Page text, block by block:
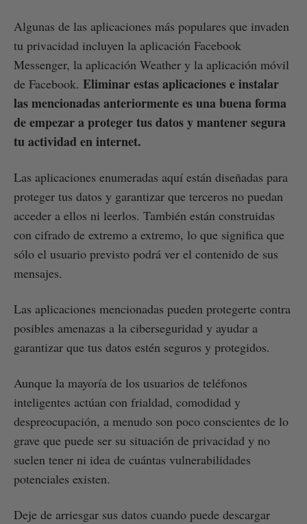
Algunas de las aplicaciones más populares que invaden
tu privacidad incluyen la aplicación Facebook
Messenger, la aplicación Weather y la aplicación móvil
de Facebook. Eliminar estas aplicaciones e instalar
las mencionadas anteriormente es una buena forma
de empezar a proteger tus datos y mantener segura
tu actividad en internet.
Las aplicaciones enumeradas aquí están diseñadas para
proteger tus datos y garantizar que terceros no puedan
acceder a ellos ni leerlos. También están construidas
con cifrado de extremo a extremo, lo que significa que
sólo el usuario previsto podrá ver el contenido de sus
mensajes.
Las aplicaciones mencionadas pueden protegerte contra
posibles amenazas a la ciberseguridad y ayudar a
garantizar que tus datos estén seguros y protegidos.
Aunque la mayoría de los usuarios de teléfonos
inteligentes actúan con frialdad, comodidad y
despreocupación, a menudo son poco conscientes de lo
grave que puede ser su situación de privacidad y no
suelen tener ni idea de cuántas vulnerabilidades
potenciales existen.
Deje de arriesgar sus datos cuando puede descargar